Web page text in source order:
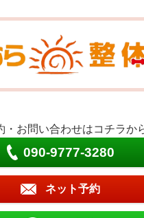
・お問い合わせはコチラか
090-9777-3280
ネット予約